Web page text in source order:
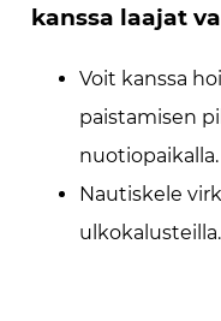
kanssa laajat
Voit kanssa
paistamisen
nuotiopaikalla.
Nautiskele
ulkokalusteilla.